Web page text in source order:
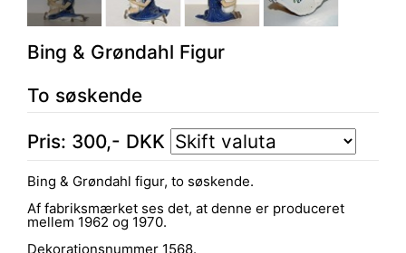
Bing & Grøndahl Figur
To søskende
Pris: 300,- DKK
Bing & Grøndahl figur, to søskende.
Af fabriksmærket ses det, at denne er produceret
mellem 1962 og 1970.
Dekorationsnummer 1568.